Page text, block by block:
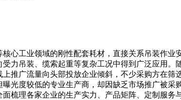
工业领域的刚性配套耗材，直接关系吊装作业
力吊装、缆索起重等复杂工况中得到广泛应用
推广流量向头部投放企业倾斜，不少采购方在
光度较低的专业生产商，却因缺乏市场推广被
梳理各家企业的生产实力、产品矩阵、定制服